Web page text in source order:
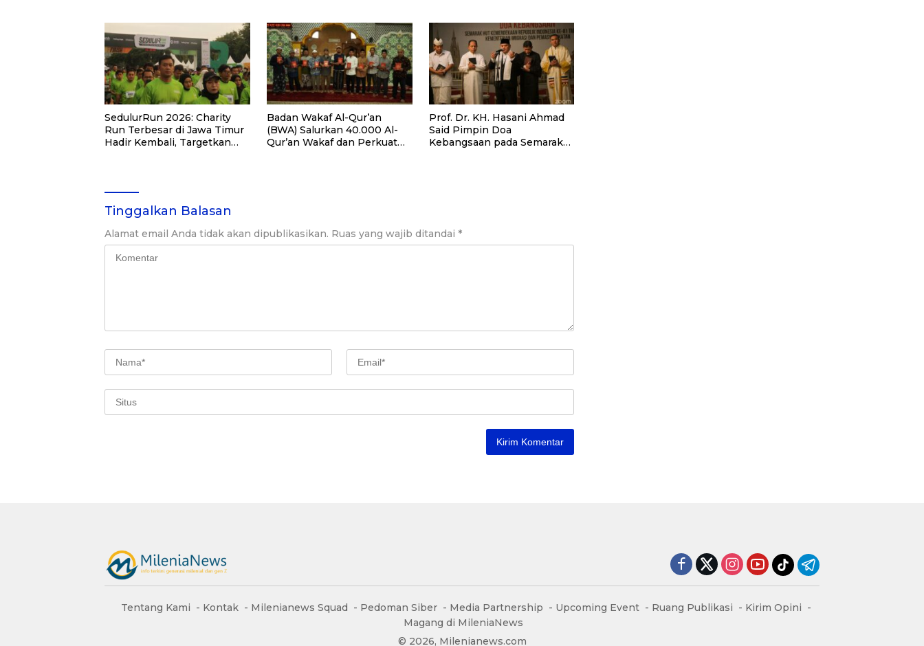
SedulurRun 2026: Charity
Run Terbesar di Jawa Timur
Hadir Kembali, Targetkan
Badan Wakaf Al-Qur’an
(BWA) Salurkan 40.000 Al-
Qur’an Wakaf dan Perkuat
Prof. Dr. KH. Hasani Ahmad
Said Pimpin Doa
Kebangsaan pada Semarak
Tinggalkan Balasan
Alamat email Anda tidak akan dipublikasikan. Ruas yang wajib ditandai *
Tentang Kami Kontak Milenianews Squad Pedoman Siber Media Partnership Upcoming Event Ruang Publikasi
Kirim Opini
Magang di MileniaNews
© 2026, Milenianews.com